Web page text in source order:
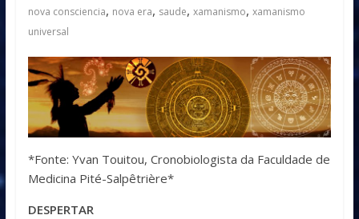
nova consciencia, nova era, saude, xamanismo, xamanismo
universal
*Fonte: Yvan Touitou, Cronobiologista da Faculdade de
Medicina Pité-Salpêtrière*
DESPERTAR